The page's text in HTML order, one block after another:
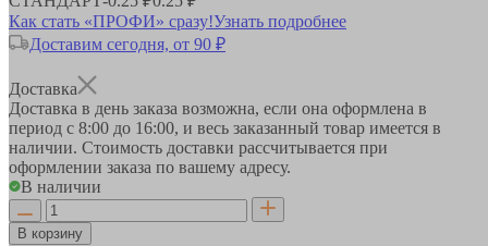
Как стать «ПРОФИ» сразу!Узнать подробнее
Доставим сегодня, от 90 ₽
Доставка
Доставка в день заказа возможна, если она оформлена в
период с 8:00 до 16:00, и весь заказанный товар имеется в
наличии. Стоимость доставки рассчитывается при
оформлении заказа по вашему адресу.
В наличии
В корзину